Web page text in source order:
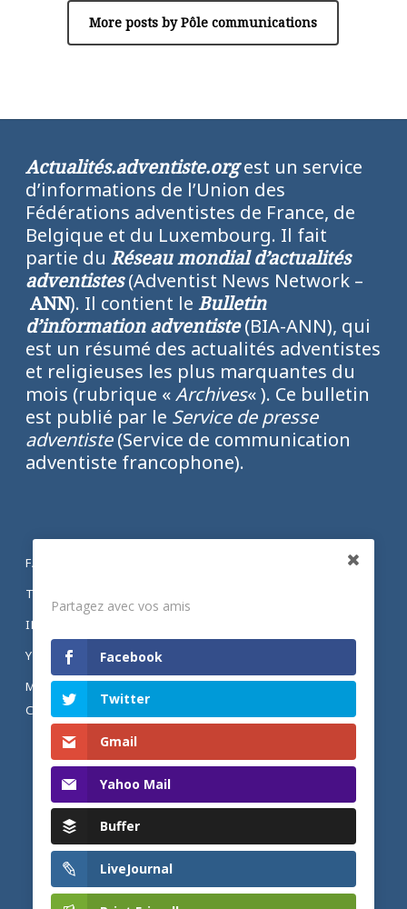
More posts by Pôle communications
Actualités.adventiste.orgest un service
d’informations de l’Union des
Fédérations adventistes de France, de
Belgique et du Luxembourg. Il fait
partie du Réseau mondial d’actualités
adventistes(Adventist News Network –
ANN). Il contient le Bulletin
d’information adventiste(BIA-ANN), qui
est un résumé des actualités adventistes
et religieuses les plus marquantes du
mois (rubrique «Archives« ). Ce bulletin
est publié par le Service de presse
adventiste(Service de communication
adventiste francophone).
FACEBOOK
TWITTER
INSTAGRAM
YOUTUBE
MENTIONS LÉGALES ET POLITIQUE DE
CONFIDENTIALITÉ
Partagez avec vos amis
Facebook
Twitter
Gmail
Yahoo Mail
Buffer
LiveJournal